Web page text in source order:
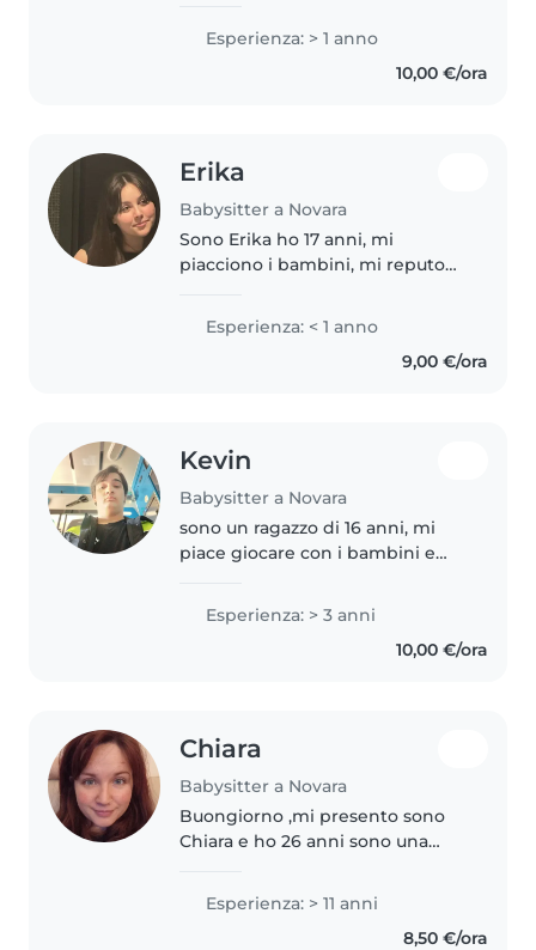
Esperienza: > 1 anno
10,00 €/ora
Erika
Babysitter a Novara
Sono Erika ho 17 anni, mi
piacciono i bambini, mi reputo
responsabile. Sono molto
creativa e giocherellona. Spero
di trovare lavoro e poter iniziare..
Esperienza: < 1 anno
9,00 €/ora
Kevin
Babysitter a Novara
sono un ragazzo di 16 anni, mi
piace giocare con i bambini e
fatto 3 anni di centro, estivi san
lorenzo novara, ho esperienze
Esperienza: > 3 anni
10,00 €/ora
Chiara
Babysitter a Novara
Buongiorno ,mi presento sono
Chiara e ho 26 anni sono una
con i bambini sono la prima di 5
Esperienza: > 11 anni
8,50 €/ora